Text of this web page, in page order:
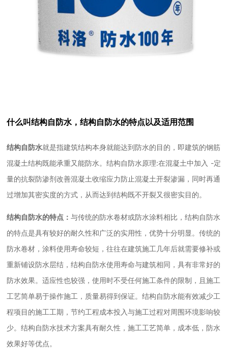
什么叫结构自防水， 结构自防水的特点以及适用范围
结构自防水就是指建筑结构本身就能达到防水的目的，即建筑的钢筋
混凝土结构既能承重又能防水。结构自防水原理:在混凝土中加入 -定
量的抗裂防渗剂改善混凝土收缩应力防止混凝土开裂渗漏，同时再通
过增加其密实度的方式，从而达到结构既不开裂又很密实目的。
结构自防水的特点： 与传统的防水卷材或防水涂料相比，结构自防水
的特点是具有较好的耐久性和广泛的实用性，优势十分明显。传统的
防水卷材，涂料使用寿命较短，往往在建筑施工几年后就需要修补或
重新铺设防水层结，结构自防水使用寿命与建筑相同，具有非常好的
防水效果。适应性也较强，使用时不受任何施工条件的限制，且施工
工艺简单易于操作施工，质量易得到保证。结构自防水能有效减少工
程项目的施工工期，节约工程成本投入与施工过程对周围环境影响较
少。结构自防水技术方案具有耐久性，施工工艺简单，成本低，防水
效果好等优点。